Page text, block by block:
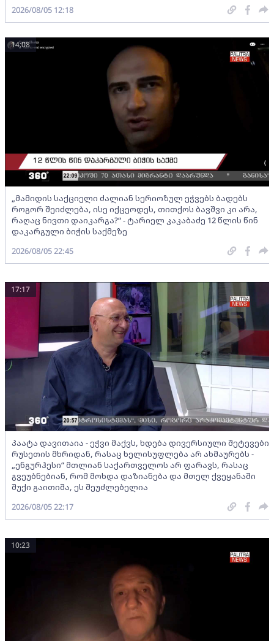
2026/08/05 12:18
„მამიდის საქციელი ძალიან სერიოზულ ეჭვებს ბადებს
როგორ შეიძლება, ისე იქცეოდეს, თითქოს ბავშვი კი არა,
რაღაც ნივთი დაიკარგა?“ - ტარიელ კაკაბაძე 12 წლის წინ
დაკარგული ბიჭის საქმეზე
14:08
2026/08/05 22:45
პაატა დავითაია - ეჭვი მაქვს, ხდება დივერსიული შეტევები
რუსეთის მხრიდან, რასაც ხელისუფლება არ ახმაურებს -
„ენგურჰესი“ მთლიან საქართველოს არ ფარავს, რასაც
გვეუბნებიან, რომ მოხდა დაზიანება და მთელ ქვეყანაში
შუქი გაითიშა, ეს შეუძლებელია
17:17
2026/08/05 22:17
10:23